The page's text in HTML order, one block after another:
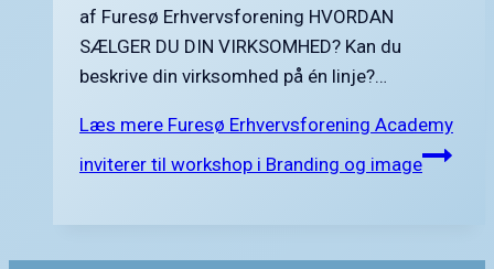
af Furesø Erhvervsforening HVORDAN
SÆLGER DU DIN VIRKSOMHED? Kan du
beskrive din virksomhed på én linje?…
Læs mere Furesø Erhvervsforening Academy
inviterer til workshop i Branding og image